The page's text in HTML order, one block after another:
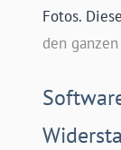
Fotos.
den